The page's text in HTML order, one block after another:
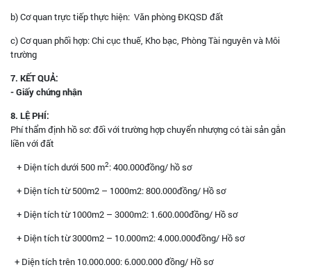
b) Cơ quan trực tiếp thực hiện: Văn phòng ĐKQSD đất
c) Cơ quan phối hợp: Chi cục thuế, Kho bạc, Phòng Tài nguyên và Môi
trường
7. KẾT QUẢ:
- Giấy chứng nhận
8. LỆ PHÍ:
Phí thẩm định hồ sơ: đối với trường hợp chuyển nhượng có tài sản gắn
liền với đất
+ Diện tích dưới 500 m2: 400.000đồng/ hồ sơ
+ Diện tích từ 500m2 – 1000m2: 800.000đồng/ Hồ sơ
+ Diện tích từ 1000m2 – 3000m2: 1.600.000đồng/ Hồ sơ
+ Diện tích từ 3000m2 – 10.000m2: 4.000.000đồng/ Hồ sơ
+ Diện tích trên 10.000.000: 6.000.000 đồng/ Hồ sơ